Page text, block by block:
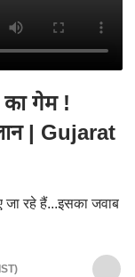
गेम !
| Gujarat
जा रहे हैं...इसका जवाब